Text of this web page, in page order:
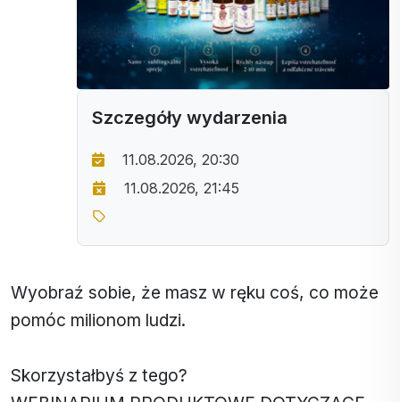
Szczegóły wydarzenia
11.08.2026, 20:30
11.08.2026, 21:45
Wyobraź sobie, że masz w ręku coś, co może
pomóc milionom ludzi.
Skorzystałbyś z tego?